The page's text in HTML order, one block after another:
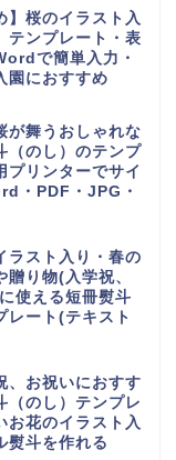
】桜のイラスト入
テンプレート・表
で簡単入力・
園におすすめ
が舞うおしゃれな
（のし）のテンプ
プリンターでサイ
・PDF・JPG・
ラスト入り・春の
贈り物(入学祝、
使える短冊熨斗
レート(テキスト
、お祝いにおすす
（のし）テンプレ
お花のイラスト入
熨斗を作れる